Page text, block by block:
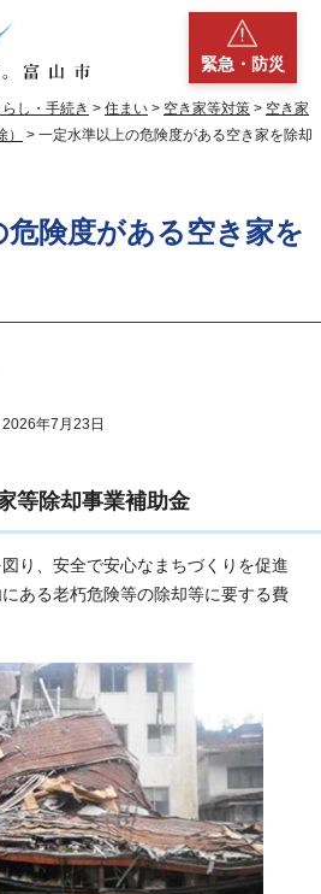
緊急・防災
らし・手続き > 住まい > 空き家等対策 > 空き家
> 一定水準以上の危険度がある空き家を除却
危険度がある空き家を
年7月23日
等除却事業補助金
り、安全で安心なまちづくりを促進
ある老朽危険等の除却等に要する費